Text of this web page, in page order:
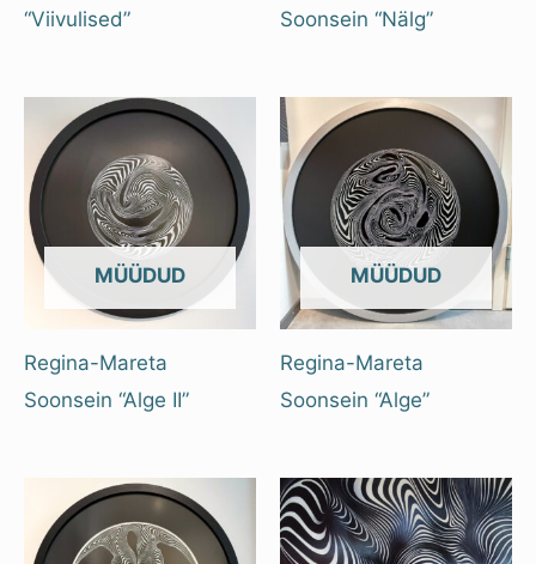
“Viivulised”
Soonsein “Nälg”
OUT OF STOCK
Regina-Mareta
Soonsein “Alge II”
OUT OF STOCK
Regina-Mareta
Soonsein “Alge”